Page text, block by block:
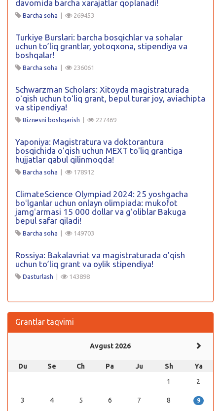
davomida barcha xarajatlar qoplanadi!
Barcha soha | 269453
Turkiye Burslari: barcha bosqichlar va sohalar
uchun to’liq grantlar, yotoqxona, stipendiya va
boshqalar!
Barcha soha | 236061
Schwarzman Scholars: Xitoyda magistraturada
oʻqish uchun toʻliq grant, bepul turar joy, aviachipta
va stipendiya!
Biznesni boshqarish | 227469
Yaponiya: Magistratura va doktorantura
bosqichida oʻqish uchun MEXT toʻliq grantiga
hujjatlar qabul qilinmoqda!
Barcha soha | 178912
ClimateScience Olympiad 2024: 25 yoshgacha
boʻlganlar uchun onlayn olimpiada: mukofot
jamgʻarmasi 15 000 dollar va gʻoliblar Bakuga
bepul safar qiladi!
Barcha soha | 149703
Rossiya: Bakalavriat va magistraturada o’qish
uchun to’liq grant va oylik stipendiya!
Dasturlash | 143898
Grantlar taqvimi
Avgust 2026
Du Se Ch Pa Ju Sh
Ya
1
2
3 4 5 6 7 8 9